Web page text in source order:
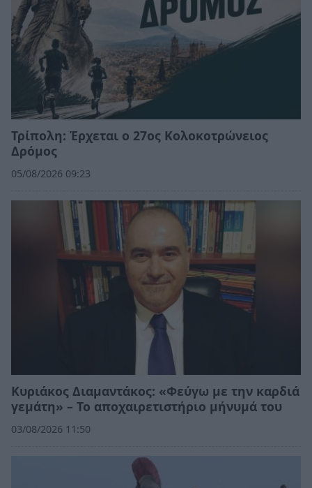
Τρίπολη: Έρχεται ο 27ος Κολοκοτρώνειος
Δρόμος
05/08/2026 09:23
Κυριάκος Διαμαντάκος: «Φεύγω με την καρδιά
γεμάτη» – Το αποχαιρετιστήριο μήνυμά του
03/08/2026 11:50